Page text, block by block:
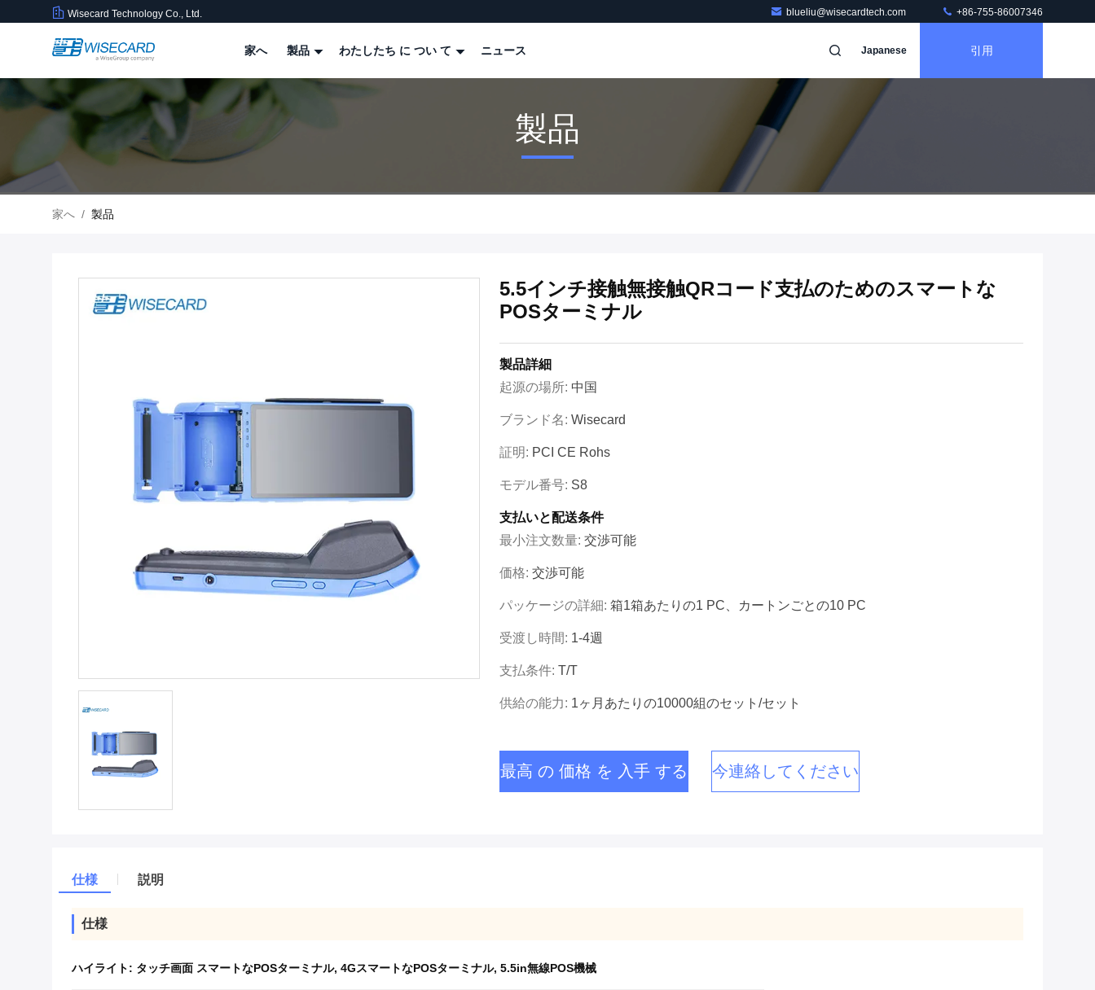
Wisecard Technology Co., Ltd. blueliu@wisecardtech.com +86-755-86007346
家へ 製品 わたしたち に つい て ニュース Japanese 引用
製品
家へ / 製品
5.5インチ接触無接触QRコード支払のためのスマートな
POSターミナル
製品詳細
起源の場所: 中国
ブランド名: Wisecard
証明: PCI CE Rohs
モデル番号: S8
支払いと配送条件
最小注文数量: 交渉可能
価格: 交渉可能
パッケージの詳細: 箱1箱あたりの1 PC、カートンごとの10 PC
受渡し時間: 1-4週
支払条件: T/T
供給の能力: 1ヶ月あたりの10000組のセット/セット
最高 の 価格 を 入手 する 今連絡してください
仕様 説明
仕様
ハイライト: タッチ画面 スマートなPOSターミナル, 4GスマートなPOSターミナル, 5.5in無線POS機械